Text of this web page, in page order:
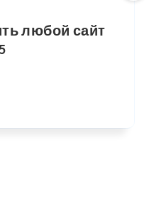
любой сайт